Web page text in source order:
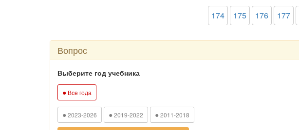
174 175 176 177
Вопрос
Выберите год учебника
● Все года
● 2023-2026 ● 2019-2022 ● 2011-2018